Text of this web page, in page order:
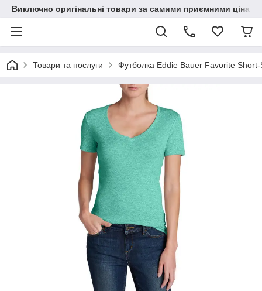
Виключно оригінальні товари за самими приємними
Товари та послуги Футболка Eddie Bauer Favorite